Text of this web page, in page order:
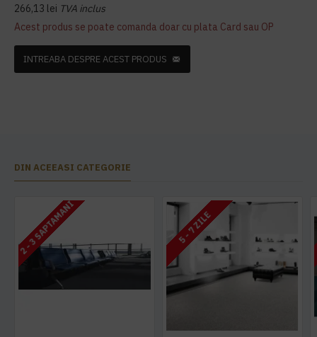
266,13 lei TVA inclus
Acest produs se poate comanda doar cu plata Card sau OP
INTREABA DESPRE ACEST PRODUS
DIN ACEEASI CATEGORIE
2 - 3 SAPTAMANI 5 - 7 ZILE